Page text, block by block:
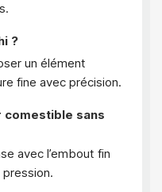
?
un élément
fine avec précision.
comestible sans
avec l’embout fin